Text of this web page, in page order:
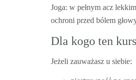
Joga: w pełnym acz
ochroni przed bólem
Dla kogo ten kurs
Jeżeli zauważasz u siebie: